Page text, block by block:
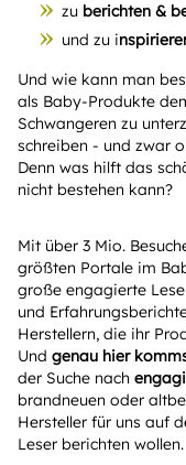
zu berichten &
und zu i
Und wie kann man
als Baby-Produkte
Schwangeren zu
schreiben - und zwar
Denn was hilft das
nicht bestehen kann?
Mit über 3 Mio.
größten Portale im
große engagierte
und
Herstellern, die ihr
Und genau hier
der Suche nach
brandneuen oder
Hersteller für uns auf
Leser berichten wollen.